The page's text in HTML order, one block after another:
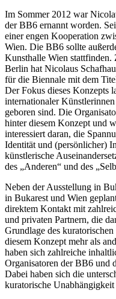
Im Sommer 2012 war
der BB6 ernannt worden.
einer engen Kooperation
Wien. Die BB6 sollte
Kunsthalle Wien
Berlin hat Nicolaus
für die Biennale mit dem
Der Fokus dieses Konzepts
internationaler
geboren sind. Die
hinter diesem Konzept und
interessiert daran, die
Identität und (persönlicher)
künstlerische
des „Anderen“ und des
Neben der Ausstellung in
in Bukarest und Wien
direktem Kontakt mit
und privaten Partnern, die
Grundlage des
diesem Konzept mehr als
haben sich zahlreiche
Organisatoren der BB6 und
Dabei haben sich die
kuratorische